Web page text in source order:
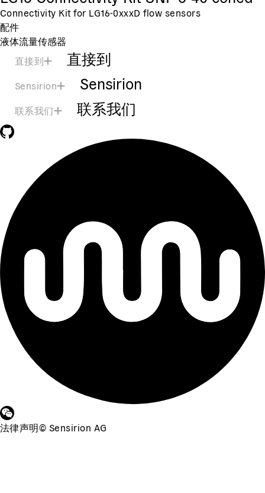
Connectivity Kit for LG16-0xxxD flow sensors
配件
液体流量传感器
直接到
直接到
Sensirion Sensirion
联系我们 联系我们
法律声明© Sensirion AG